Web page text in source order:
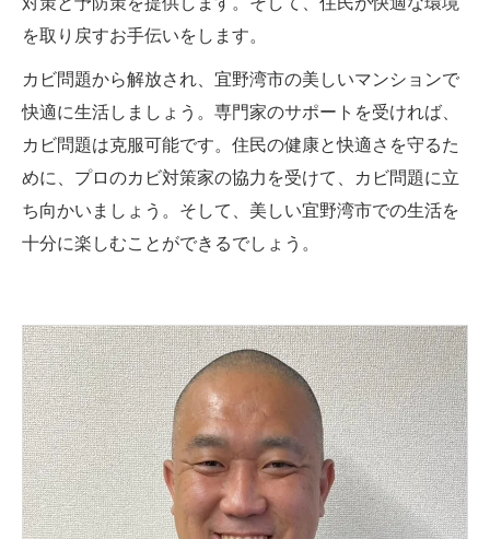
を取り戻すお手伝いをします。
カビ問題から解放され、宜野湾市の美しいマンションで
快適に生活しましょう。専門家のサポートを受ければ、
カビ問題は克服可能です。住民の健康と快適さを守るた
めに、プロのカビ対策家の協力を受けて、カビ問題に立
ち向かいましょう。そして、美しい宜野湾市での生活を
十分に楽しむことができるでしょう。